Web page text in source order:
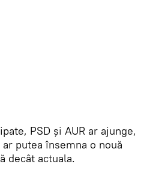
PSD și AUR ar ajunge,
putea însemna o nouă
decât actuala.